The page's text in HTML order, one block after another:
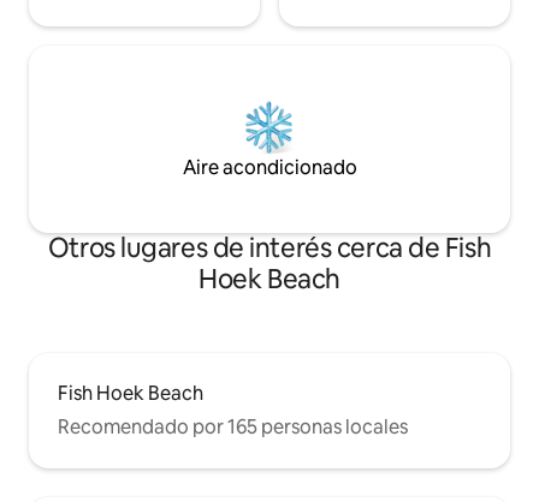
Aire acondicionado
Otros lugares de interés cerca de Fish
Hoek Beach
Fish Hoek Beach
Recomendado por 165 personas locales